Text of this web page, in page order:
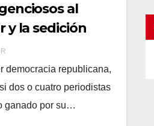
al
y la sedición
democracia republicana,
dos o cuatro periodistas
ganado por su…